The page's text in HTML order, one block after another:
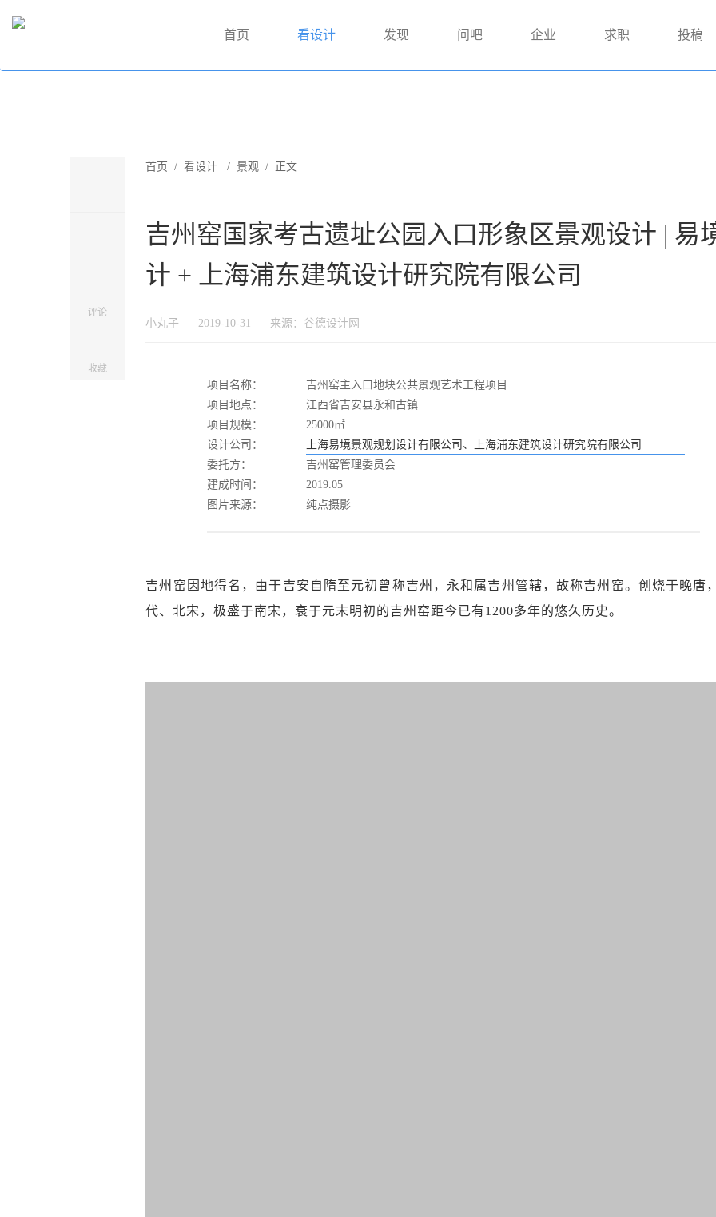
首页 看设计 发现 问吧 企业 求职 投稿
评论
收藏
首页 /看设计 / 景观 / 正文
吉州窑国家考古遗址公园入口形象区景观设计 | 易
计 + 上海浦东建筑设计研究院有限公司
小丸子 2019-10-31 来源：谷德设计网
项目名称：
吉州窑主入口地块公共景观艺术工程项目
项目地点：
江西省吉安县永和古镇
项目规模：
25000㎡
设计公司：
上海易境景观规划设计有限公司、上海浦东建筑设计研究院有限公司
委托方：
吉州窑管理委员会
建成时间：
2019.05
图片来源：
纯点摄影
吉州窑因地得名，由于吉安自隋至元初曾称吉州，永和属吉州管辖，故称吉州窑。创烧于晚唐
代、北宋，极盛于南宋，衰于元末明初的吉州窑距今已有1200多年的悠久历史。